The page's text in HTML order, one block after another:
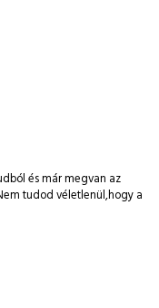
és már megvan az
tudod véletlenül,hogy a